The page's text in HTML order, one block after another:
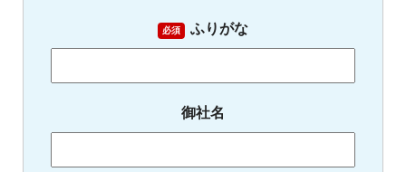
必須 ふりがな
御社名